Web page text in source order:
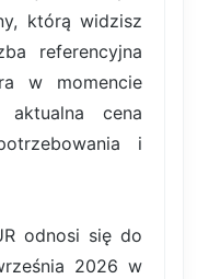
którą widzisz
referencyjna
w momencie
aktualna cena
i
odnosi się do
2026 w